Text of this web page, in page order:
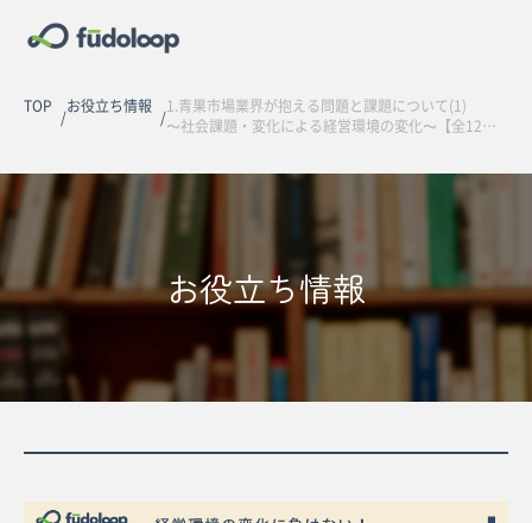
TOP お役立ち情報
1.青果市場業界が抱える問題と課題について(1)
〜社会課題・変化による経営環境の変化〜【全12回連載】
お役立ち情報